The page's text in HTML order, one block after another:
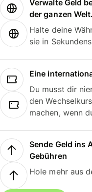
Verwalte Geld
der ganzen Welt.
Halte deine
sie in
Eine
Du musst dir
den
machen, wenn
Sende Geld ins
Gebühren
Hole mehr aus